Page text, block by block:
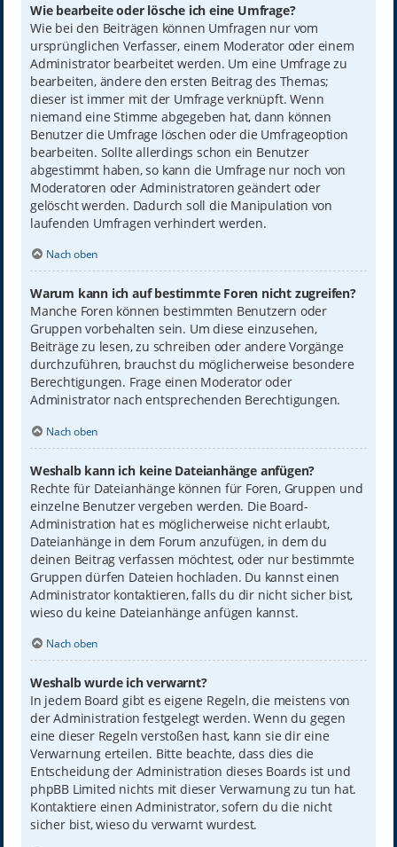
Wie bearbeite oder lösche ich eine Umfrage?
Wie bei den Beiträgen können Umfragen nur vom
ursprünglichen Verfasser, einem Moderator oder einem
Administrator bearbeitet werden. Um eine Umfrage zu
bearbeiten, ändere den ersten Beitrag des Themas;
dieser ist immer mit der Umfrage verknüpft. Wenn
niemand eine Stimme abgegeben hat, dann können
Benutzer die Umfrage löschen oder die Umfrageoption
bearbeiten. Sollte allerdings schon ein Benutzer
abgestimmt haben, so kann die Umfrage nur noch von
Moderatoren oder Administratoren geändert oder
gelöscht werden. Dadurch soll die Manipulation von
laufenden Umfragen verhindert werden.
Nach oben
Warum kann ich auf bestimmte Foren nicht zugreifen?
Manche Foren können bestimmten Benutzern oder
Gruppen vorbehalten sein. Um diese einzusehen,
Beiträge zu lesen, zu schreiben oder andere Vorgänge
durchzuführen, brauchst du möglicherweise besondere
Berechtigungen. Frage einen Moderator oder
Administrator nach entsprechenden Berechtigungen.
Nach oben
Weshalb kann ich keine Dateianhänge anfügen?
Rechte für Dateianhänge können für Foren, Gruppen und
einzelne Benutzer vergeben werden. Die Board-
Administration hat es möglicherweise nicht erlaubt,
Dateianhänge in dem Forum anzufügen, in dem du
deinen Beitrag verfassen möchtest, oder nur bestimmte
Gruppen dürfen Dateien hochladen. Du kannst einen
Administrator kontaktieren, falls du dir nicht sicher bist,
wieso du keine Dateianhänge anfügen kannst.
Nach oben
Weshalb wurde ich verwarnt?
In jedem Board gibt es eigene Regeln, die meistens von
der Administration festgelegt werden. Wenn du gegen
eine dieser Regeln verstoßen hast, kann sie dir eine
Verwarnung erteilen. Bitte beachte, dass dies die
Entscheidung der Administration dieses Boards ist und
phpBB Limited nichts mit dieser Verwarnung zu tun hat.
Kontaktiere einen Administrator, sofern du die nicht
sicher bist, wieso du verwarnt wurdest.